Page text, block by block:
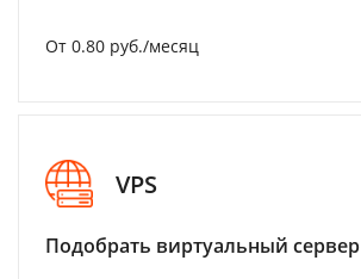
От 0.80 руб./месяц
VPS
Подобрать виртуальный сервер